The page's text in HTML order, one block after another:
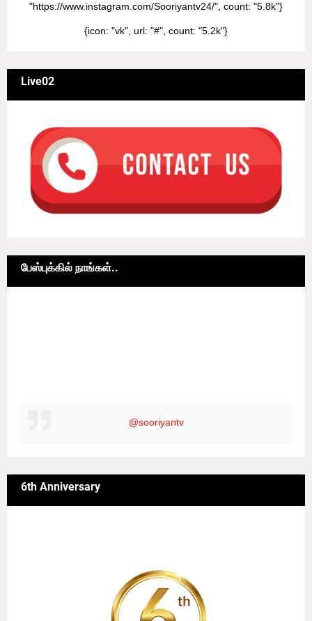
"https://www.instagram.com/Sooriyantv24/", count: "5.8k"}
{icon: "vk", url: "#", count: "5.2k"}
Live02
பேஸ்புக்கில் நாங்கள்..
@sooriyantv
6th Anniversary